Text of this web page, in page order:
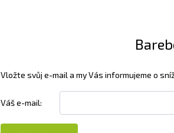
Vložte svůj e-mail a my Vás informujeme o
Váš e-mail: